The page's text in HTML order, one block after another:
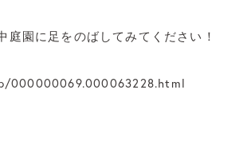
園に足をのばしてみてください！